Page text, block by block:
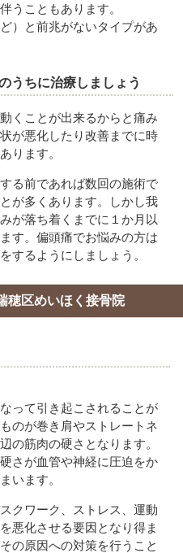
うこともあります。
）と前兆がないタイプがあ
うちに治療しましょう
くことが出来るからと痛み
が悪化したり改善までに時
ります。
る前であれば数回の施術で
が多くあります。しかし我
が落ち着くまでに１か月以
す。偏頭痛でお悩みの方は
するようにしましょう。
穂区めいほく接骨院
って引き起こされることが
のが巻き肩やストレートネ
の筋肉の硬さとなります。
さが血管や神経に圧迫をか
います。
クワーク、ストレス、運動
悪化させる要因となり得ま
の原因への対策を行うこと